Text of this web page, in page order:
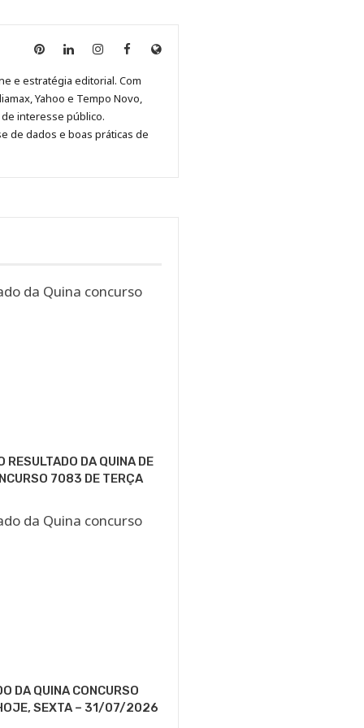
Anny
no
Pinterest
Anny
no
LinkedIn
Anny
no
Instagram
Anny
no
Facebook
Site
e estratégia editorial. Com
Yahoo e Tempo Novo,
interesse público.
de dados e boas práticas de
RESULTADO DA QUINA DE
7083 DE TERÇA
DA QUINA CONCURSO
SEXTA – 31/07/2026